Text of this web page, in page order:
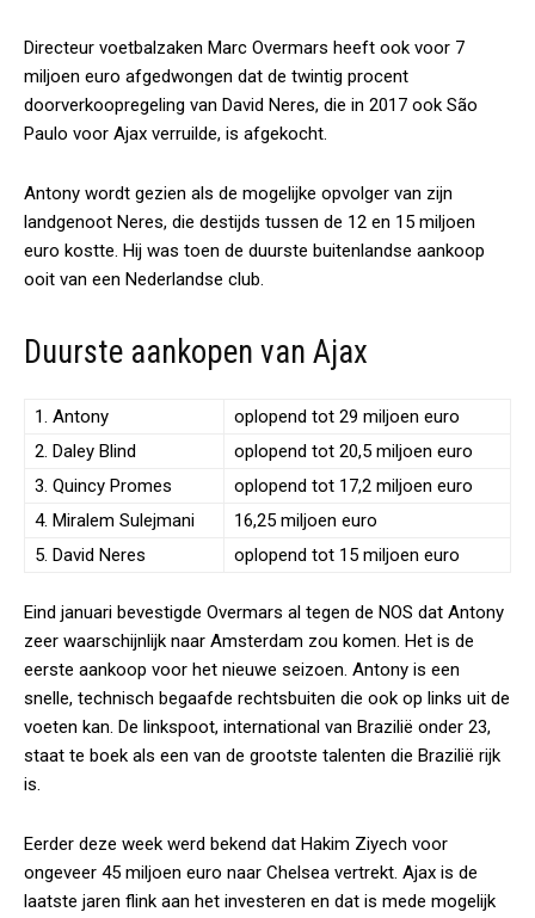
Directeur voetbalzaken Marc Overmars heeft ook voor 7
miljoen euro afgedwongen dat de twintig procent
doorverkoopregeling van David Neres, die in 2017 ook São
Paulo voor Ajax verruilde, is afgekocht.
Antony wordt gezien als de mogelijke opvolger van zijn
landgenoot Neres, die destijds tussen de 12 en 15 miljoen
euro kostte. Hij was toen de duurste buitenlandse aankoop
ooit van een Nederlandse club.
Duurste aankopen van Ajax
1. Antony
oplopend tot 29 miljoen euro
2. Daley Blind
oplopend tot 20,5 miljoen euro
3. Quincy Promes
oplopend tot 17,2 miljoen euro
4. Miralem Sulejmani
16,25 miljoen euro
5. David Neres
oplopend tot 15 miljoen euro
Eind januari bevestigde Overmars al tegen de NOS dat Antony
zeer waarschijnlijk naar Amsterdam zou komen. Het is de
eerste aankoop voor het nieuwe seizoen. Antony is een
snelle, technisch begaafde rechtsbuiten die ook op links uit de
voeten kan. De linkspoot, international van Brazilië onder 23,
staat te boek als een van de grootste talenten die Brazilië rijk
is.
Eerder deze week werd bekend dat Hakim Ziyech voor
ongeveer 45 miljoen euro naar Chelsea vertrekt. Ajax is de
laatste jaren flink aan het investeren en dat is mede mogelijk